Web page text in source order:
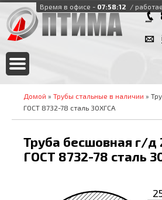
Время в офисе - 07:58:13 /
Домой » Трубы стальные в наличии »
ГОСТ 8732-78 сталь 30ХГСА
Труба бесшовная г/д
ГОСТ 8732-78 сталь